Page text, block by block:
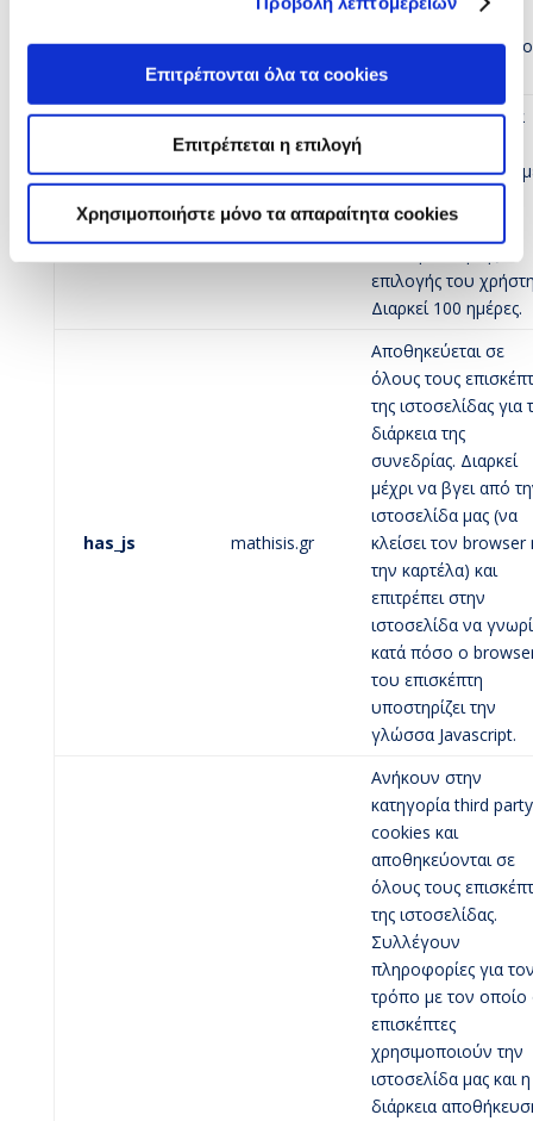
Επιτρέπονται όλα τα cookies
Επιτρέπεται η επιλογή
Χρησιμοποιήστε μόνο τα απαραίτητα cookies
ηλεκτρονικού
ταχυδρομείου και
κωδικό σας.
agreed
mathisis.gr
Χρησιμοποιείται για
μηνύματος σχετικά
cookies και την
επιλογής του
Διαρκεί 100 ημέρες.
has_js mathisis.gr
Αποθηκεύεται σε
όλους τους
της ιστοσελίδας για
διάρκεια της
συνεδρίας. Διαρκεί
μέχρι να βγει από
ιστοσελίδα μας (να
κλείσει τον browser
την καρτέλα) και
επιτρέπει στην
ιστοσελίδα να
κατά πόσο ο
του επισκέπτη
υποστηρίζει την
γλώσσα Javascript.
Ανήκουν στην
κατηγορία third party
cookies και
αποθηκεύονται σε
όλους τους
της ιστοσελίδας.
Συλλέγουν
πληροφορίες για
τρόπο με τον οποίο
επισκέπτες
χρησιμοποιούν την
ιστοσελίδα μας και η
διάρκεια